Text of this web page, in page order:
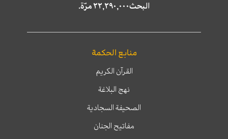
البحث٢٢,٢٩٠,٠٠٠ مرّة.
منابع الحكمة
القرآن الكريم
نهج البلاغة
الصحيفة السجادية
مفاتيح الجنان